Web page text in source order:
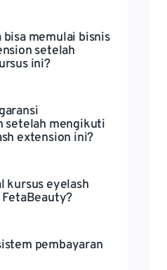
bisa memulai bisnis
setelah
ini?
setelah mengikuti
extension ini?
kursus eyelash
pembayaran